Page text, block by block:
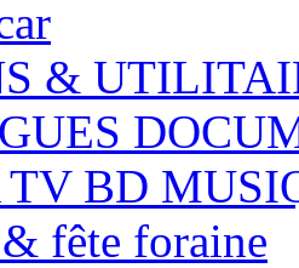
&
BD
fête foraine